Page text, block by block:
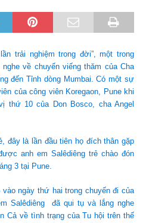
trải nghiệm trong đời”, một trong
về chuyến viếng thăm của Cha
đến Tỉnh dòng Mumbai. Có một sự
của công viên Koregaon, Pune khi
thứ 10 của Don Bosco, cha Angel
đây là lần đầu tiên họ đích thân gặp
anh em Salêdiêng trẻ chào đón
3 tại Pune.
ngày thứ hai trong chuyến đi của
Salêdiêng đã qui tụ và lắng nghe
Cả về tình trạng của Tu hội trên thế